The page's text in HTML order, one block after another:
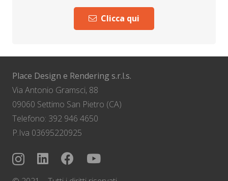
Clicca qui
Place Design e Rendering s.r.l.s.
Via Antonio Gramsci, 88
09060 Settimo San Pietro (CA)
Telefono: 392 946 4650
P.Iva 03695220925